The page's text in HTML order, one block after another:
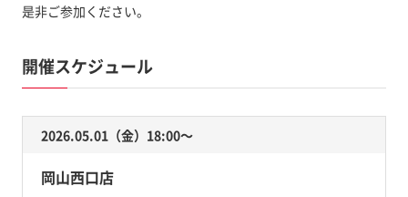
是非ご参加ください。
開催スケジュール
2026.05.01（金）18:00〜
岡山西口店